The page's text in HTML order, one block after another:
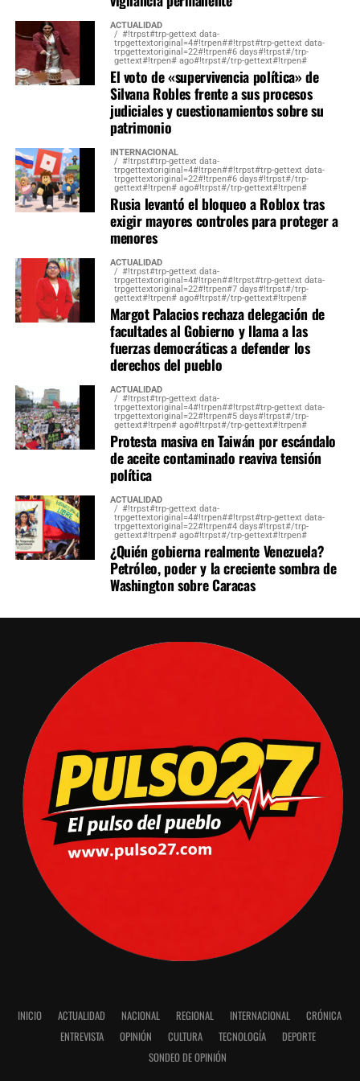
con otras bancadas para conducir las comisiones más
relevantes y asegurar la viabilidad de las iniciativas
legislativas durante el periodo 2026-2027.
ACTUALIDAD
#!trpst#trp-gettext data-
trpgettextoriginal=4#!trpen##!trpst#trp-gettext data-
trpgettextoriginal=22#!trpen#6 days#!trpst#/trp-
gettext#!trpen# ago#!trpst#/trp-gettext#!trpen#
El voto de «supervivencia política» de
Silvana Robles frente a sus procesos
judiciales y cuestionamientos sobre su
patrimonio
INTERNACIONAL
#!trpst#trp-gettext data-
trpgettextoriginal=4#!trpen##!trpst#trp-gettext data-
trpgettextoriginal=22#!trpen#6 days#!trpst#/trp-
gettext#!trpen# ago#!trpst#/trp-gettext#!trpen#
Rusia levantó el bloqueo a Roblox tras
exigir mayores controles para proteger a
menores
ACTUALIDAD
#!trpst#trp-gettext data-
trpgettextoriginal=4#!trpen##!trpst#trp-gettext data-
trpgettextoriginal=22#!trpen#7 days#!trpst#/trp-
gettext#!trpen# ago#!trpst#/trp-gettext#!trpen#
Margot Palacios rechaza delegación de
facultades al Gobierno y llama a las
fuerzas democráticas a defender los
derechos del pueblo
ACTUALIDAD
#!trpst#trp-gettext data-
trpgettextoriginal=4#!trpen##!trpst#trp-gettext data-
trpgettextoriginal=22#!trpen#5 days#!trpst#/trp-
gettext#!trpen# ago#!trpst#/trp-gettext#!trpen#
Protesta masiva en Taiwán por escándalo
de aceite contaminado reaviva tensión
política
ACTUALIDAD
#!trpst#trp-gettext data-
trpgettextoriginal=4#!trpen##!trpst#trp-gettext data-
trpgettextoriginal=22#!trpen#4 days#!trpst#/trp-
gettext#!trpen# ago#!trpst#/trp-gettext#!trpen#
¿Quién gobierna realmente Venezuela?
Petróleo, poder y la creciente sombra de
Washington sobre Caracas
INICIO ACTUALIDAD NACIONAL REGIONAL INTERNACIONAL
CRÓNICA
ENTREVISTA
OPINIÓN CULTURA TECNOLOGÍA
DEPORTE
SONDEO DE OPINIÓN